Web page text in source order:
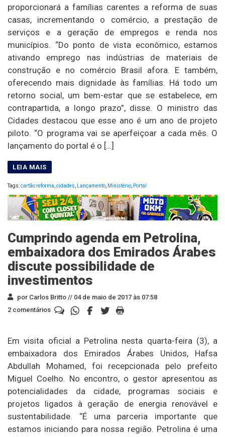
proporcionará a famílias carentes a reforma de suas
casas, incrementando o comércio, a prestação de
serviços e a geração de empregos e renda nos
municípios. “Do ponto de vista econômico, estamos
ativando emprego nas indústrias de materiais de
construção e no comércio Brasil afora. E também,
oferecendo mais dignidade às famílias. Há todo um
retorno social, um bem-estar que se estabelece, em
contrapartida, a longo prazo”, disse. O ministro das
Cidades destacou que esse ano é um ano de projeto
piloto. “O programa vai se aperfeiçoar a cada mês. O
lançamento do portal é o […]
Tags:cartão reforma,cidades, Lançamento, Ministério, Portal
Cumprindo agenda em Petrolina,
embaixadora dos Emirados Árabes
discute possibilidade de
investimentos
por Carlos Britto // 04 de maio de 2017 às 07:58
2 comentários
Em visita oficial a Petrolina nesta quarta-feira (3), a
embaixadora dos Emirados Árabes Unidos, Hafsa
Abdullah Mohamed, foi recepcionada pelo prefeito
Miguel Coelho. No encontro, o gestor apresentou as
potencialidades da cidade, programas sociais e
projetos ligados à geração de energia renovável e
sustentabilidade. “É uma parceria importante que
estamos iniciando para nossa região. Petrolina é uma